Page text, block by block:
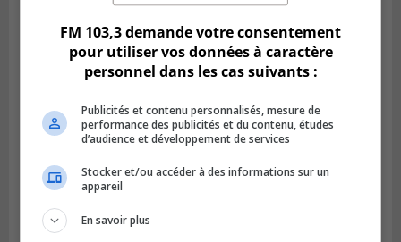
Publié le 6 août 2026 à 11h58
Des jeunes ciblent la Montérégie pour
le Défi écrou de roue
FM 103,3 demande votre consentement
pour utiliser vos données à caractère
personnel dans les cas suivants :
Publicités et contenu personnalisés, mesure de
performance des publicités et du contenu, études
d’audience et développement de services
Stocker et/ou accéder à des informations sur un
appareil
En savoir plus